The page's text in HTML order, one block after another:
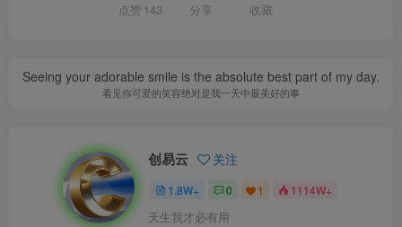
点赞 143 分享 收藏
Seeing your adorable smile is the absolute best part of my day.
看见你可爱的笑容绝对是我一天中最美好的事
创易云 关注
1.8W+ 0 1 1114W+
天生我才必有用